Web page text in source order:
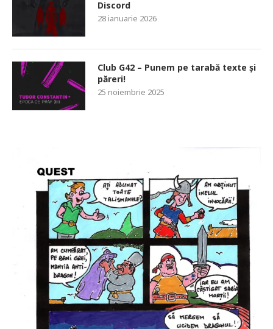
Discord
28 ianuarie 2026
Club G42 – Punem pe tarabă texte și
păreri!
25 noiembrie 2025